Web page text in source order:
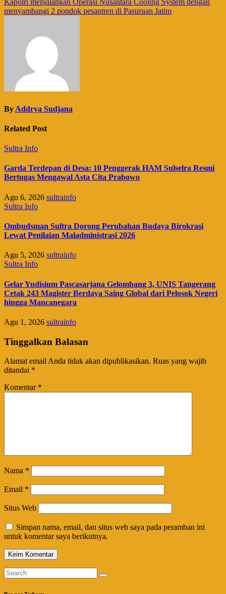
pos
Kapolri menjalankan Operasi Nusantara Cooling System dengan
menyambangi 2 pondok pesantren di Pasuruan Jatim
By Addrya Sudjana
Related Post
Sultra Info
Garda Terdepan di Desa: 10 Penggerak HAM Sulselra Resmi
Bertugas Mengawal Asta Cita Prabowo
Agu 6, 2026 sultrainfo
Sultra Info
Ombudsman Sultra Dorong Perubahan Budaya Birokrasi
Lewat Penilaian Maladministrasi 2026
Agu 5, 2026 sultrainfo
Sultra Info
Gelar Yudisium Pascasarjana Gelombang 3, UNIS Tangerang
Cetak 243 Magister Berdaya Saing Global dari Pelosok Negeri
hingga Mancanegara
Agu 1, 2026 sultrainfo
Tinggalkan Balasan
Alamat email Anda tidak akan dipublikasikan. Ruas yang wajib
ditandai *
Komentar *
Nama *
Email *
Situs Web
Simpan nama, email, dan situs web saya pada peramban ini
untuk komentar saya berikutnya.